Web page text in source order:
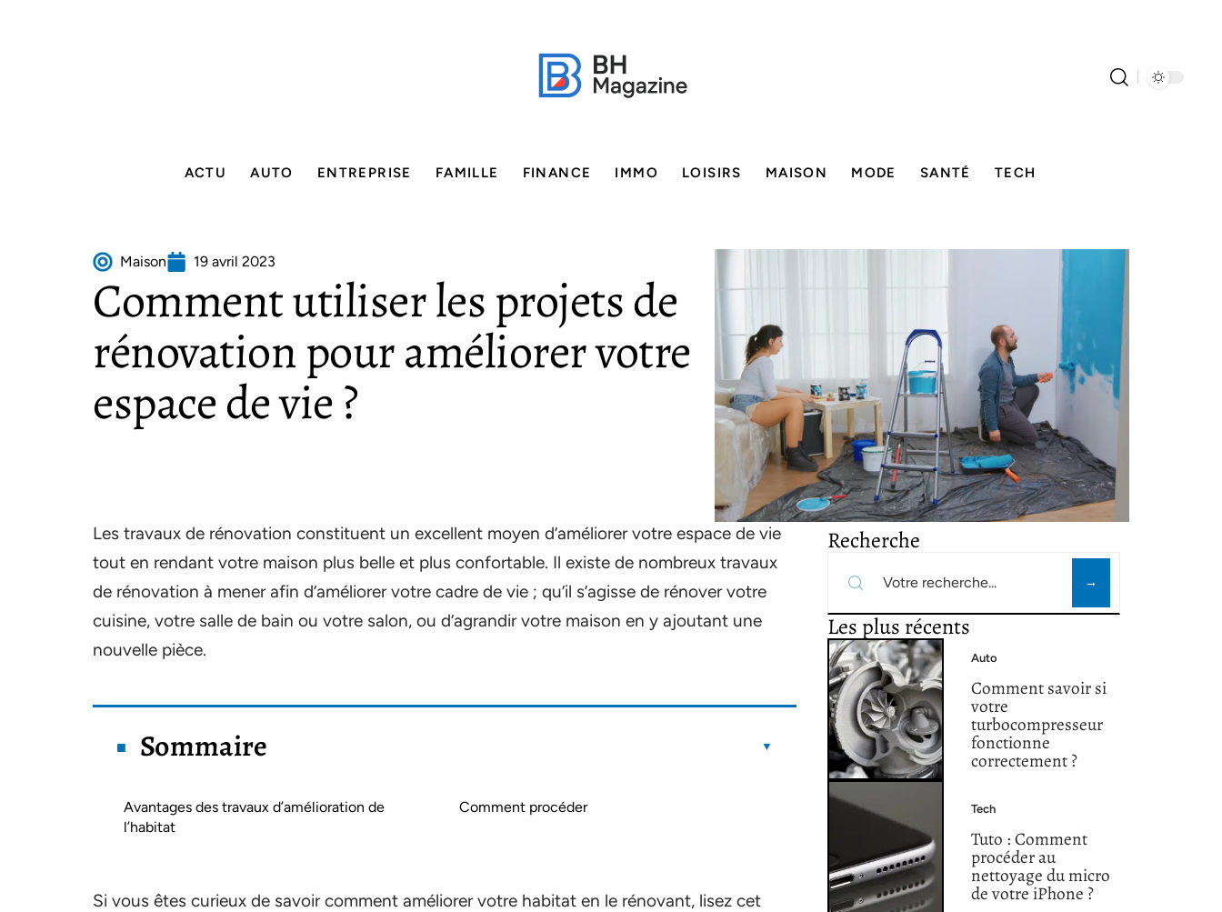
ACTU AUTO ENTREPRISE FAMILLE FINANCE IMMO LOISIRS MAISON MODE SANTÉ TECH
Maison 19 avril 2023
Comment utiliser les projets de
rénovation pour améliorer votre
espace de vie ?
Les travaux de rénovation constituent un excellent moyen d’améliorer votre espace de vie
tout en rendant votre maison plus belle et plus confortable. Il existe de nombreux travaux
de rénovation à mener afin d’améliorer votre cadre de vie ; qu’il s’agisse de rénover votre
cuisine, votre salle de bain ou votre salon, ou d’agrandir votre maison en y ajoutant une
nouvelle pièce.
Sommaire
Avantages des travaux d’amélioration de
l’habitat
Comment procéder
Si vous êtes curieux de savoir comment améliorer votre habitat en le rénovant, lisez cet
Recherche
Les plus récents
Auto
Comment savoir si
votre
turbocompresseur
fonctionne
correctement ?
Tech
Tuto : Comment
procéder au
nettoyage du micro
de votre iPhone ?